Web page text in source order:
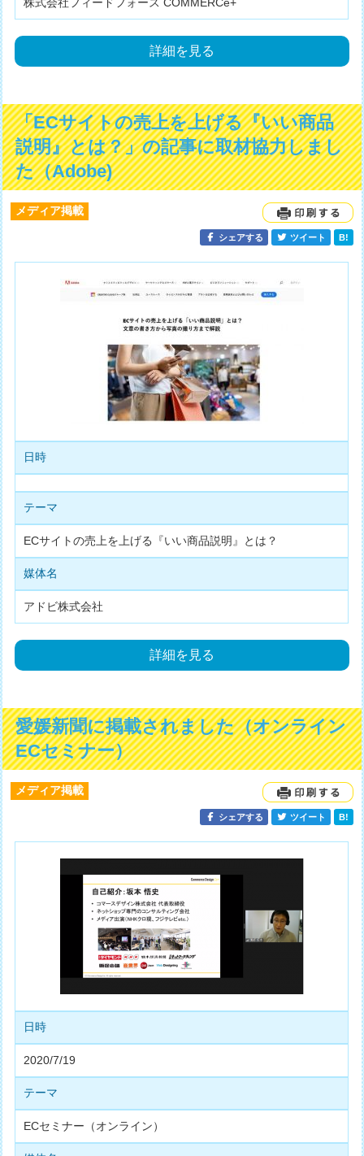
詳細を見る
「ECサイトの売上を上げる『いい商品
説明』とは？」の記事に取材協力しまし
た（Adobe)
メディア掲載
シェアする ツイート B!
日時
テーマ
ECサイトの売上を上げる『いい商品説明』とは？
媒体名
アドビ株式会社
詳細を見る
愛媛新聞に掲載されました（オンライン
ECセミナー）
メディア掲載
シェアする ツイート B!
日時
2020/7/19
テーマ
ECセミナー（オンライン）